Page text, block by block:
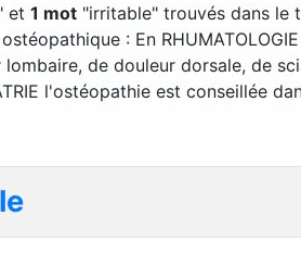
et 1 mot "irritable" trouvés dans le
: En
de douleur dorsale, de
l'ostéopathie est conseillée